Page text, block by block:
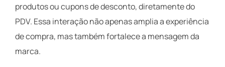
produtos ou cupons de desconto, diretamente do
PDV. Essa interação não apenas amplia a experiência
de compra, mas também fortalece a mensagem da
marca.